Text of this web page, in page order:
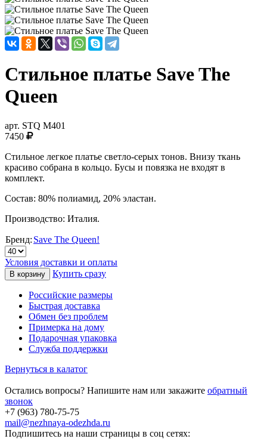
Стильное платье Save The
Queen
арт. STQ M401
7450
Стильное легкое платье светло-серых тонов. Внизу ткань
красиво собрана в кольцо. Бусы и повязка не входят в
комплект.
Состав: 80% полиамид, 20% эластан.
Производство: Италия.
Бренд: Save The Queen!
Условия доставки и оплаты
Купить сразу
Российские размеры
Быстрая доставка
Обмен без проблем
Примерка на дому
Подарочная упаковка
Служба поддержки
Вернуться в калатог
Остались вопросы? Напишите нам или закажите обратный
звонок
+7 (963) 780-75-75
mail@nezhnaya-odezhda.ru
Подпишитесь на наши страницы в соц сетях: